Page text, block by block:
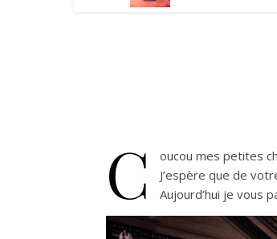
C
oucou mes petites
J’espère que de
Aujourd’hui je vous